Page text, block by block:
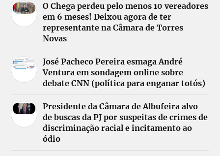
O Chega perdeu pelo menos 10 vereadores
em 6 meses! Deixou agora de ter
representante na Câmara de Torres
Novas
José Pacheco Pereira esmaga André
Ventura em sondagem online sobre
debate CNN (política para enganar totós)
Presidente da Câmara de Albufeira alvo
de buscas da PJ por suspeitas de crimes de
discriminação racial e incitamento ao
ódio